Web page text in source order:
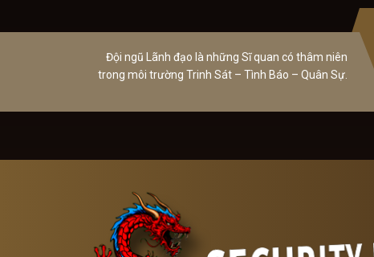
Đội ngũ Lãnh đạo là những Sĩ quan có thâm niên
trong môi trường Trinh Sát – Tình Báo – Quân Sự.